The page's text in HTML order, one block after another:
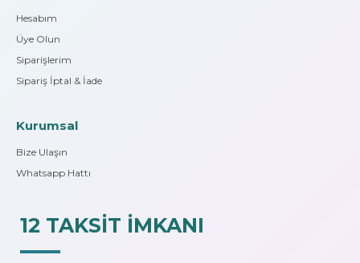
Hesabım
Üye Olun
Siparişlerim
Sipariş İptal & İade
Kurumsal
Bize Ulaşın
Whatsapp Hattı
12 TAKSİT İMKANI